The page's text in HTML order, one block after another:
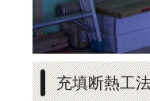
充填断熱工